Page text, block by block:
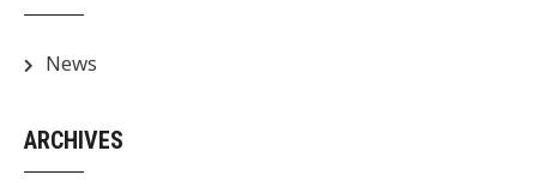
News
ARCHIVES